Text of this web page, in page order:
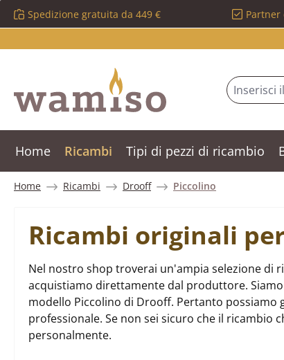
al contenuto principale
Salta alla ricerca
Passa alla navigazione principale
Spedizione gratuita da 449 €
Home Ricambi Tipi di pezzi di ricambio
Home Ricambi Drooff Piccolino
Ricambi originali
Nel nostro shop troverai un'ampia selezione di
acquistiamo direttamente dal produttore.
modello Piccolino di Drooff. Pertanto possiamo
professionale. Se non sei sicuro che il ricambio
personalmente.